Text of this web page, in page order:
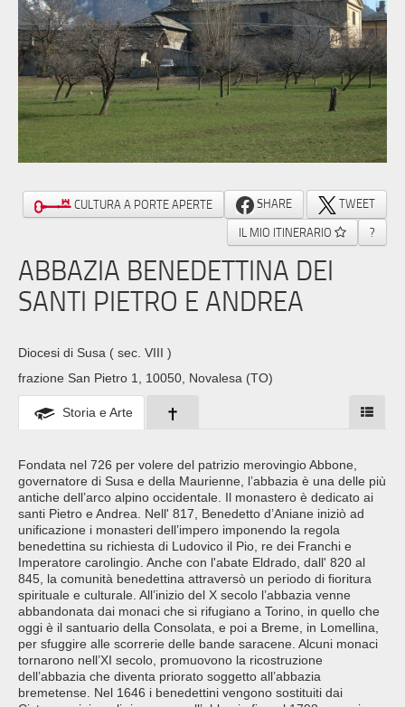
CULTURA A PORTE APERTE SHARE
TWEET
IL MIO ITINERARIO
?
ABBAZIA BENEDETTINA DEI
SANTI PIETRO E ANDREA
Diocesi di Susa ( sec. VIII )
frazione San Pietro 1, 10050, Novalesa (TO)
Storia e Arte
Fondata nel 726 per volere del patrizio merovingio Abbone,
governatore di Susa e della Maurienne, l’abbazia è una delle più
antiche dell’arco alpino occidentale. Il monastero è dedicato ai
santi Pietro e Andrea. Nell' 817, Benedetto d’Aniane iniziò ad
unificazione i monasteri dell’impero imponendo la regola
benedettina su richiesta di Ludovico il Pio, re dei Franchi e
Imperatore carolingio. Anche con l'abate Eldrado, dall' 820 al
845, la comunità benedettina attraversò un periodo di fioritura
spirituale e culturale. All’inizio del X secolo l’abbazia venne
abbandonata dai monaci che si rifugiano a Torino, in quello che
oggi è il santuario della Consolata, e poi a Breme, in Lomellina,
per sfuggire alle scorrerie delle bande saracene. Alcuni monaci
tornarono nell’XI secolo, promuovono la ricostruzione
dell’abbazia che diventa priorato soggetto all’abbazia
bremetense. Nel 1646 i benedettini vengono sostituiti dai